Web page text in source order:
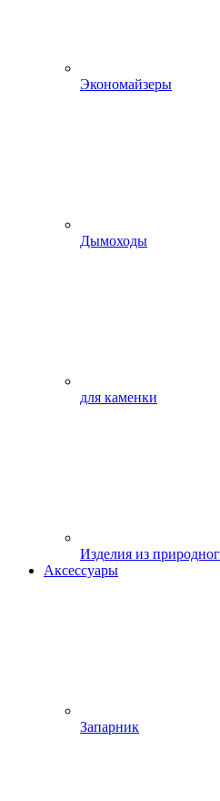
Экономайзеры
Дымоходы
для каменки
Изделия из
Аксессуары
Запарник